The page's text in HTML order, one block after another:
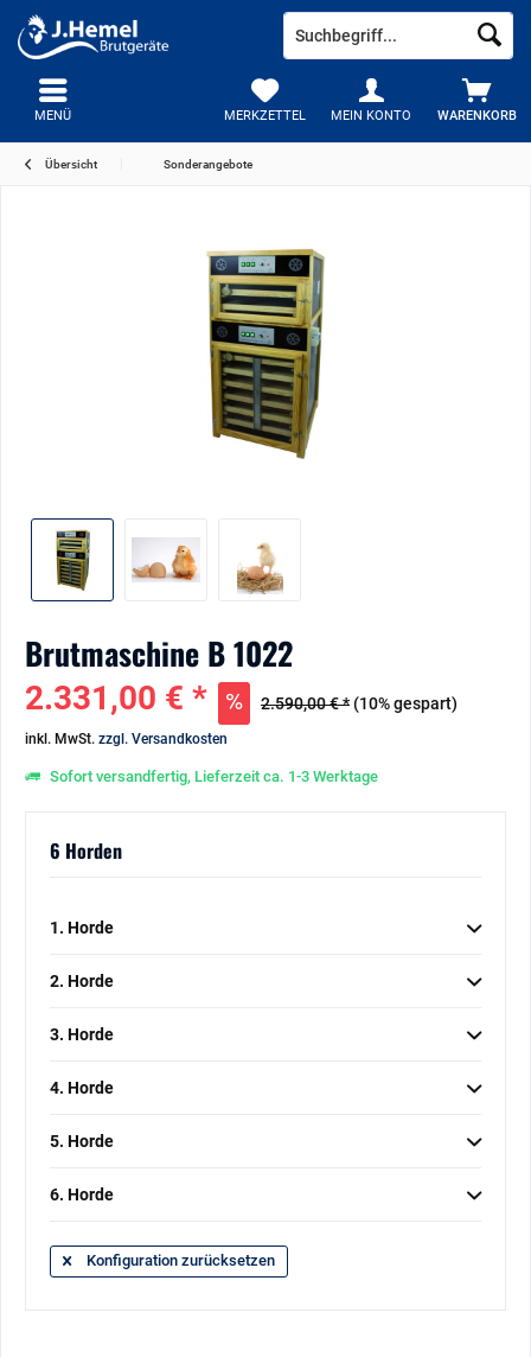
WARENKORB
MERKZETTEL MEIN KONTO
MENÜ
Übersicht Sonderangebote
Brutmaschine B 1022
2.331,00 € * 2.590,00 € * (10% gespart)
inkl. MwSt. zzgl. Versandkosten
Sofort versandfertig, Lieferzeit ca. 1-3 Werktage
6 Horden
1. Horde
2. Horde
3. Horde
4. Horde
5. Horde
6. Horde
Konfiguration zurücksetzen